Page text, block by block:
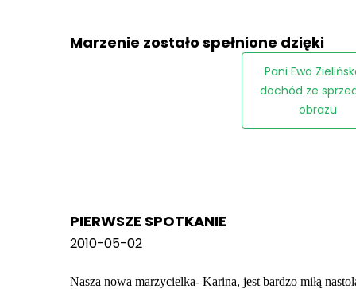
Marzenie zostało spełnione dzięki
Pani Ewa
dochód ze
obrazu
PIERWSZE SPOTKANIE
2010-05-02
Nasza nowa marzycielka- Karina, jest bardzo miłą